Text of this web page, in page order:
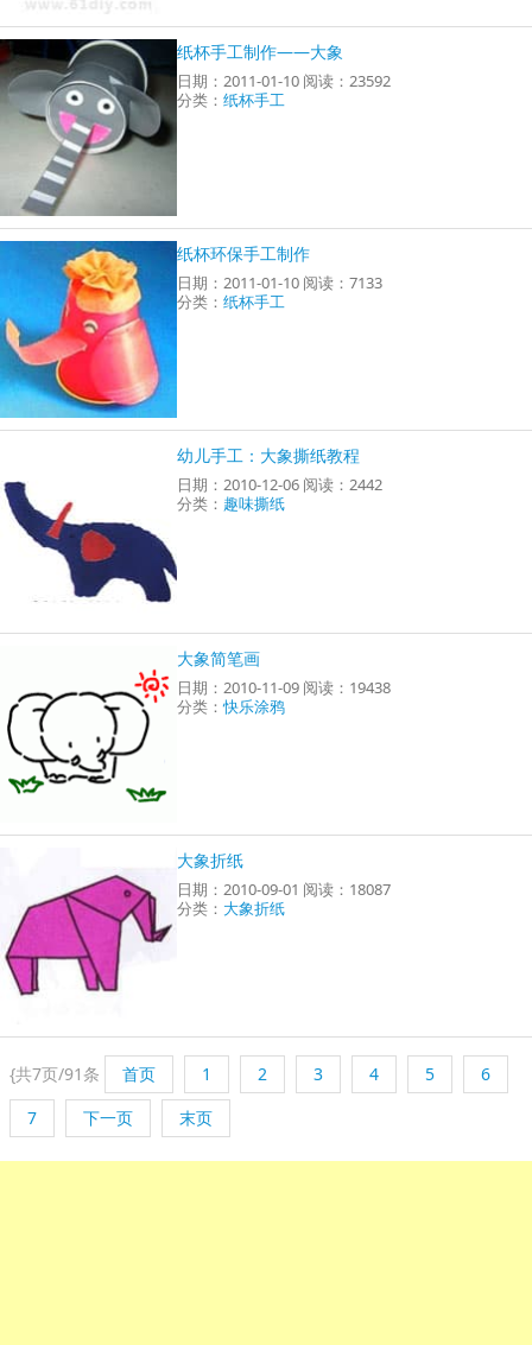
纸杯手工制作——大象
日期：2011-01-10 阅读：23592
分类：纸杯手工
纸杯环保手工制作
日期：2011-01-10 阅读：7133
分类：纸杯手工
幼儿手工：大象撕纸教程
日期：2010-12-06 阅读：2442
分类： 趣味撕纸
大象简笔画
日期：2010-11-09 阅读：19438
分类：快乐涂鸦
大象折纸
日期：2010-09-01 阅读：18087
分类： 大象折纸
{共7页/91条 首页 1 2 3 4 5
6
7
下一页 末页